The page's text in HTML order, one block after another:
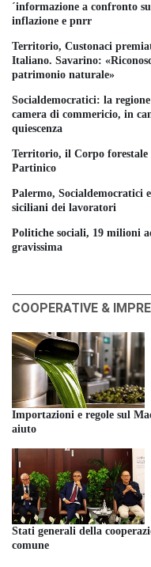
´informazione a confronto
inflazione e pnrr
Territorio, Custonaci
Italiano. Savarino:
patrimonio naturale»
Socialdemocratici: la
camera di commericio, in
quiescenza
Territorio, il Corpo
Partinico
Palermo, Socialdemocratici
siciliani dei lavoratori
Politiche sociali, 19 milioni
gravissima
COOPERATIVE &
Importazioni e regole sul
aiuto
Stati generali della
comune